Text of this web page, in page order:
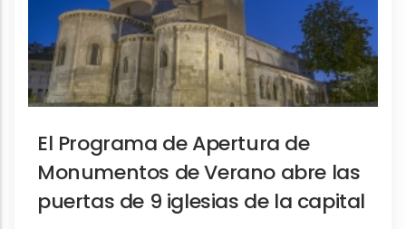
El Programa de Apertura de
Monumentos de Verano abre las
puertas de 9 iglesias de la capital